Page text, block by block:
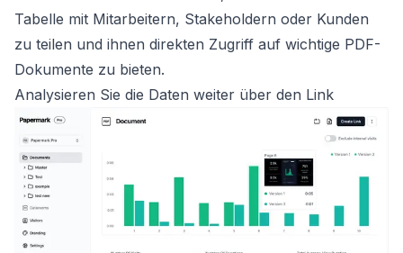
Tabelle mit Mitarbeitern, Stakeholdern oder Kunden
zu teilen und ihnen direkten Zugriff auf wichtige PDF-
Dokumente zu bieten.
Analysieren Sie die Daten weiter über den Link